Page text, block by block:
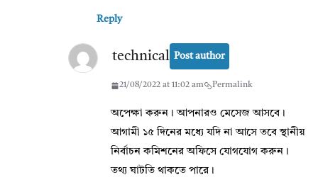
Reply
technical Post author
21/08/2022 at 11:02 am Permalink
অপেক্ষা করুন। আপনারও মেসেজ আসবে।
আগামী ১৫ দিনের মধ্যে যদি না আসে তবে স্থানীয়
নির্বাচন কমিশনের অফিসে যোগযোগ করুন।
তথ্য ঘাটতি থাকতে পারে।